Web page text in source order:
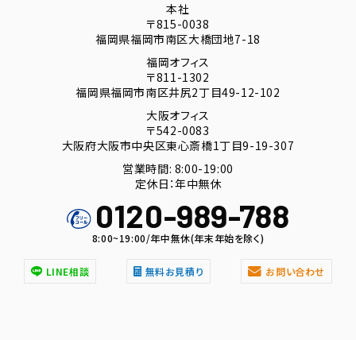
本社
〒815-0038
福岡県福岡市南区大橋団地7-18
福岡オフィス
〒811-1302
福岡県福岡市南区井尻2丁目49-12-102
大阪オフィス
〒542-0083
大阪府大阪市中央区東心斎橋1丁目9-19-307
営業時間: 8:00-19:00
定休日：年中無休
0120-989-788
8:00~19:00/年中無休(年末年始を除く)
LINE相談 無料お見積り お問い合わせ